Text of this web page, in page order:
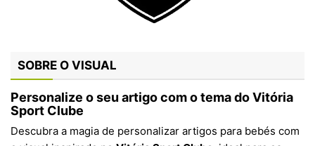
SOBRE O VISUAL
Personalize o seu artigo com o tema do Vitória
Sport Clube
Descubra a magia de personalizar artigos para bebés com